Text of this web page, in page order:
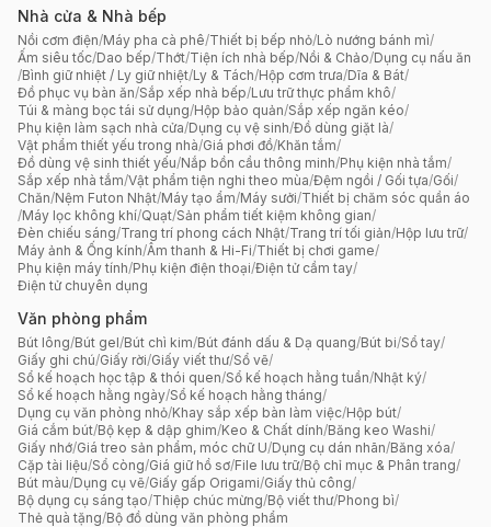
Nhà cửa & Nhà bếp
Nồi cơm điện/Máy pha cà phê/Thiết bị bếp nhỏ/Lò nướng bánh mì/
Ấm siêu tốc/Dao bếp/Thớt/Tiện ích nhà bếp/Nồi & Chảo/Dụng cụ nấu ăn
/Bình giữ nhiệt / Ly giữ nhiệt/Ly & Tách/Hộp cơm trưa/Dĩa & Bát/
Đồ phục vụ bàn ăn/Sắp xếp nhà bếp/Lưu trữ thực phẩm khô/
Túi & màng bọc tái sử dụng/Hộp bảo quản/Sắp xếp ngăn kéo/
Phụ kiện làm sạch nhà cửa/Dụng cụ vệ sinh/Đồ dùng giặt là/
Vật phẩm thiết yếu trong nhà/Giá phơi đồ/Khăn tắm/
Đồ dùng vệ sinh thiết yếu/Nắp bồn cầu thông minh/Phụ kiện nhà tắm/
Sắp xếp nhà tắm/Vật phẩm tiện nghi theo mùa/Đệm ngồi / Gối tựa/Gối/
Chăn/Nệm Futon Nhật/Máy tạo ẩm/Máy sưởi/Thiết bị chăm sóc quần áo
/Máy lọc không khí/Quạt/Sản phẩm tiết kiệm không gian/
Đèn chiếu sáng/Trang trí phong cách Nhật/Trang trí tối giản/Hộp lưu trữ/
Máy ảnh & Ống kính/Âm thanh & Hi-Fi/Thiết bị chơi game/
Phụ kiện máy tính/Phụ kiện điện thoại/Điện tử cầm tay/
Điện tử chuyên dụng
Văn phòng phẩm
Bút lông/Bút gel/Bút chì kim/Bút đánh dấu & Dạ quang/Bút bi/Sổ tay/
Giấy ghi chú/Giấy rời/Giấy viết thư/Sổ vẽ/
Sổ kế hoạch học tập & thói quen/Sổ kế hoạch hằng tuần/Nhật ký/
Sổ kế hoạch hằng ngày/Sổ kế hoạch hằng tháng/
Dụng cụ văn phòng nhỏ/Khay sắp xếp bàn làm việc/Hộp bút/
Giá cắm bút/Bộ kẹp & dập ghim/Keo & Chất dính/Băng keo Washi/
Giấy nhớ/Giá treo sản phẩm, móc chữ U/Dụng cụ dán nhãn/Băng xóa/
Cặp tài liệu/Sổ còng/Giá giữ hồ sơ/File lưu trữ/Bộ chỉ mục & Phân trang/
Bút màu/Dụng cụ vẽ/Giấy gấp Origami/Giấy thủ công/
Bộ dụng cụ sáng tạo/Thiệp chúc mừng/Bộ viết thư/Phong bì/
Thẻ quà tặng/Bộ đồ dùng văn phòng phẩm